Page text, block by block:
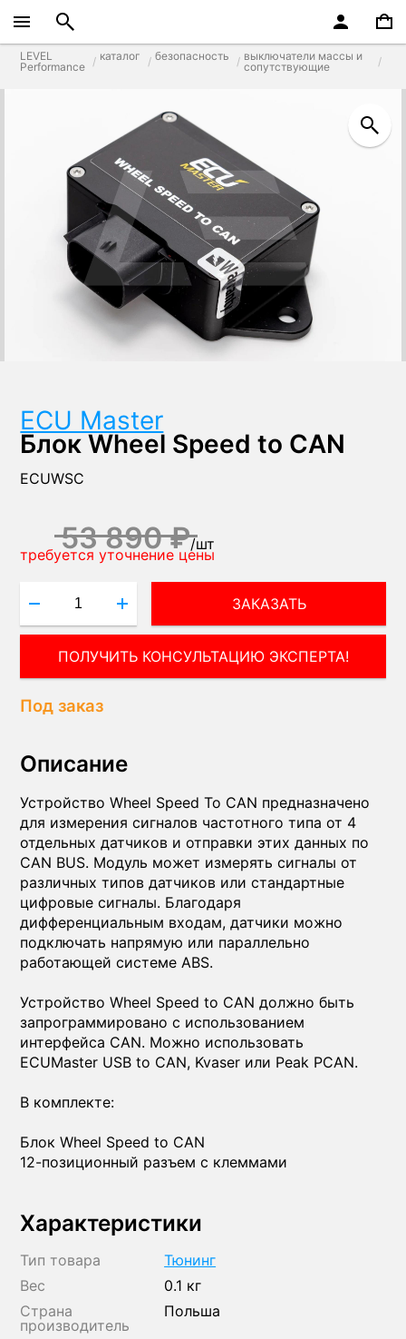
LEVEL
Performance
каталог безопасность
выключатели массы и
сопутствующие
ECU Master
Блок Wheel Speed to CAN
ECUWSC
53 890 ₽/шт
требуется уточнение цены
ЗАКАЗАТЬ
ПОЛУЧИТЬ КОНСУЛЬТАЦИЮ ЭКСПЕРТА!
Под заказ
Описание
Устройство Wheel Speed To CAN предназначено
для измерения сигналов частотного типа от 4
отдельных датчиков и отправки этих данных по
CAN BUS. Модуль может измерять сигналы от
различных типов датчиков или стандартные
цифровые сигналы. Благодаря
дифференциальным входам, датчики можно
подключать напрямую или параллельно
работающей системе ABS.
Устройство Wheel Speed to CAN должно быть
запрограммировано с использованием
интерфейса CAN. Можно использовать
ECUMaster USB to CAN, Kvaser или Peak PCAN.
В комплекте:
Блок Wheel Speed to CAN
12-позиционный разъем с клеммами
Характеристики
Тип товара
Тюнинг
Вес
0.1 кг
Страна
производитель
Польша